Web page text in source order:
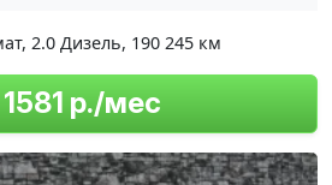
, 2.0 Дизель, 190 245 км
р./мес